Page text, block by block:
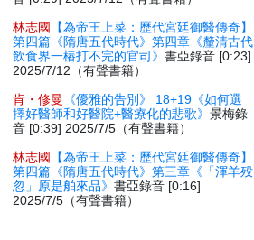
林志國
【為帝王上菜：歷代宮廷御醫傳奇】
第四篇《隋唐五代時代》第四章《釐清古代
飲食界一樁打不完的官司》書亞錄音 [0:23]
2025/7/12（有聲書籍）
肯・修曼
《優雅的告別》 18+19《如何選
擇好醫師和好醫院+醫療化的悲歌》景梅錄
音 [0:39] 2025/7/5（有聲書籍）
林志國
【為帝王上菜：歷代宮廷御醫傳奇】
第四篇《隋唐五代時代》第三章《「渾羊殁
忽」原是舶來品》書亞錄音 [0:16]
2025/7/5（有聲書籍）